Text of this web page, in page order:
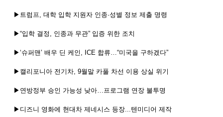
▶트럼프, 대학 입학 지원자 인종·성별 정보 제출 명령
▶“입학 결정, 인종과 무관” 입증 위한 조치
▶‘슈퍼맨’ 배우 딘 케인, ICE 합류…“미국을 구하겠다”
▶캘리포니아 전기차, 9월말 카풀 차선 이용 상실 위기
▶연방정부 승인 가능성 낮아…프로그램 연장 불투명
▶디즈니 영화에 현대차 제네시스 등장...텐미디어 제작